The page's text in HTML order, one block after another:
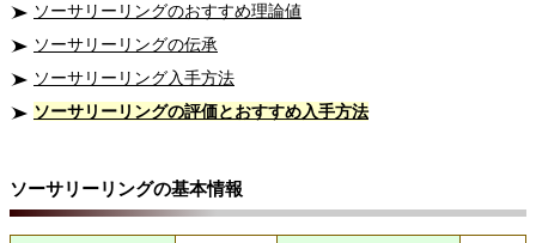
ソーサリーリングのおすすめ理論値
ソーサリーリングの伝承
ソーサリーリング入手方法
ソーサリーリングの評価とおすすめ入手方法
ソーサリーリングの基本情報